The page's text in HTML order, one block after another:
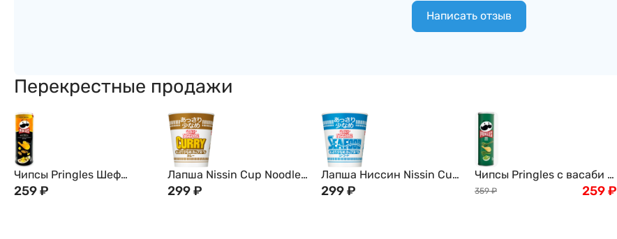
Написать отзыв
Перекрестные продажи
Чипсы Pringles Шеф
Морган Пюре с Чёрным
259₽
Лапша Nissin Cup Noodle
карри, 70г, Япония
299₽
Лапша Ниссин Nissin Cup
Noodle с Гребешком,
299₽
Чипсы Pringles с васаби и
морскими водорослями,
359 ₽ 259₽